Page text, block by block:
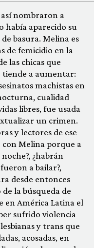
así nombraron a
había aparecido su
basura. Melina es
de femicidio en la
las chicas que
tiende a aumentar:
machistas en
cualidad
libres, fue usada
un crimen.
y lectores de ese
Melina porque a
¿habrán
a bailar?,
desde entonces
la búsqueda de
en América Latina el
sufrido violencia
y trans que
acosadas, en